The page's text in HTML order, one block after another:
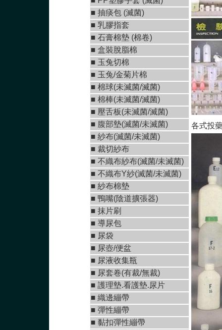
■ 抽痰包 (滅菌)
■ 乳膠指套
■ 石膏棉墊 (棉卷)
■ 盒裝脫脂棉
■ 玉兔切棉
■ 玉兔/金菊片棉
■ 棉球(未滅菌/滅菌)
■ 棉棒(未滅菌/滅菌)
■ 壓舌板(未滅菌/滅菌)
■ 腹部墊(滅菌/未滅菌)
■ 紗布(滅菌/未滅菌)
■ 裁切紗布
■ 不織布紗布(滅菌/未滅菌)
■ 不織布Y紗(滅菌/未滅菌)
■ 紗布棉墊
■ 鴨嘴(陰道擴張器)
■ 抹片刷
■ 導尿包
■ 尿袋
■ 尿壺/便盆
■ 尿液收集瓶
■ 尿套卷(有裁/無裁)
■ 護理墊.看護墊.尿片
■ 織邊繃帶
■ 彈性繃帶
■ 黏扣彈性繃帶
各式投